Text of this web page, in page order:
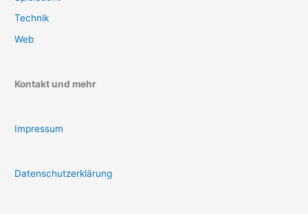
Technik
Web
Kontakt und mehr
Impressum
Datenschutzerklärung